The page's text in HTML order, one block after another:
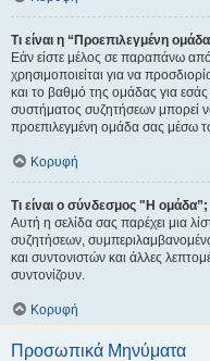
Τι είναι η “Προεπιλεγμένη
Εάν είστε μέλος σε παραπάνω
χρησιμοποιείται για να
και το βαθμό της ομάδας για
συστήματος συζητήσεων μπορεί
προεπιλεγμένη ομάδα σας μέσω
Κορυφή
Τι είναι ο σύνδεσμος "Η ομάδα”;
Αυτή η σελίδα σας παρέχει μια
συζητήσεων,
και συντονιστών και άλλες
συντονίζουν.
Κορυφή
Προσωπικά Μηνύματα